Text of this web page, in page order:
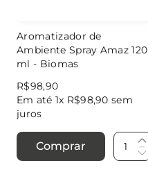
Aromatizador de
Ambiente Spray Amaz 120
ml - Biomas
R$98,90
Em até 1x R$98,90 sem
juros
Comprar